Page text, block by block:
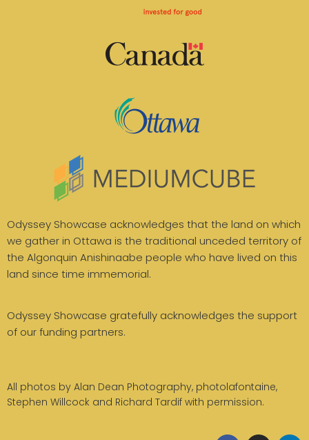
Odyssey Showcase acknowledges that the land on which
we gather in Ottawa is the traditional unceded territory of
the Algonquin Anishinaabe people who have lived on this
land since time immemorial.
Odyssey Showcase gratefully acknowledges the support
of our funding partners.
All photos by Alan Dean Photography, photolafontaine,
Stephen Willcock and Richard Tardif with permission.